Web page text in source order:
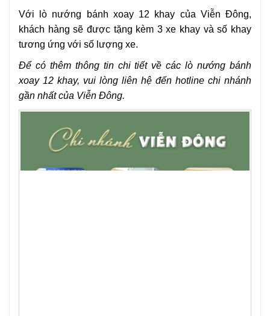
Với lò nướng bánh xoay 12 khay của Viễn Đông,
khách hàng sẽ được tặng kèm 3 xe khay và số khay
tương ứng với số lượng xe.
Để có thêm thông tin chi tiết về các lò nướng bánh
xoay 12 khay, vui lòng liên hệ đến hotline chi nhánh
gần nhất của Viễn Đông.